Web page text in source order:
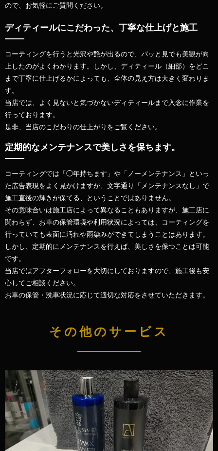
ので、お気軽にご質問ください。
ディティールにこだわった、丁寧な仕上げと施工
コーティングを行うと 光沢や艶が出るので、パッと見でも美観が向
上したのがよくわかります。
しかし、ディティール（細部）をどこ
まで丁寧に仕上げるかによっても、全体の見え方は大きく変わりま
す。
当店では、よく見ないと気づかないディティールまで入念に作業を
行っております。
是非、当店のこだわりの仕上がりをご覧ください。
定期的なメンテナンスで美しさを保ちます。
コーティングでは「◯年持ちます」や「ノーメンテナンス」といっ
た広告表現をよく見かけますが、 文字通り「メンテナンスなし」で
施工直後の輝きが保てる、ということではありません。
その意味合いは施工店によって異なることもありますが、施工店に
関わらず、 お車の保管環境や利用状況によっては、コーティングを
行っていても表面に汚れや雨染みができてしまうことはあります。
しかし、定期的にメンテナンスを行えば、美しさを保つことは可能
です。
当店ではアフターフォローを大切にしておりますので、施工後も安
心してご相談ください。
お車の保管・洗車状況に応じて適切な対応をさせていただきます。
その他のサービス